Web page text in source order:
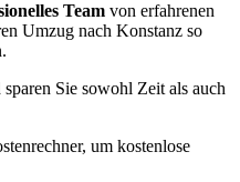
Team von erfahrenen
Umzug nach Konstanz so
Sie sowohl Zeit als auch
um kostenlose